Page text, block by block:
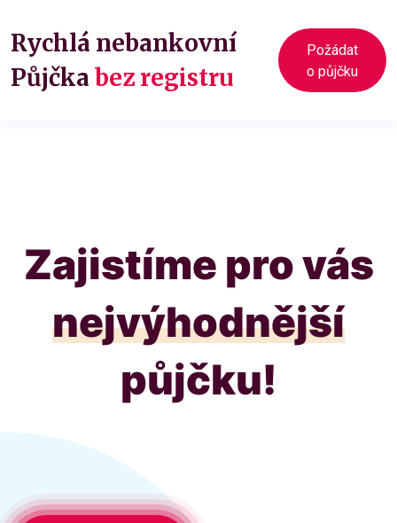
Rychlá nebankovní
Půjčka bez registru
Požádat
o půjčku
Zajistíme pro vás
nejvýhodnější
půjčku!